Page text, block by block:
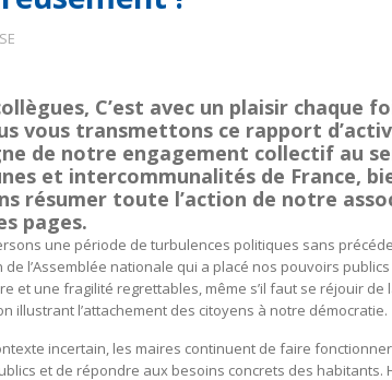
C’est avec un plaisir chaque
vous transmettons ce rapport
de notre engagement collectif au
et intercommunalités de France,
résumer toute l’action de notre
pages.
une période de turbulences politiques sans
de l’Assemblée nationale qui a placé nos pouvoirs
et une fragilité regrettables, même s’il faut se réjouir de
illustrant l’attachement des citoyens à notre démocratie.
incertain, les maires continuent de faire
et de répondre aux besoins concrets des habitants.